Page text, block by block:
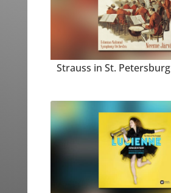
Strauss in St. Petersburg